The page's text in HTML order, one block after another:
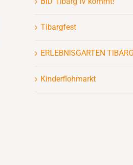
Tibargfest
ERLEBNISGARTEN TIBARG
Kinderflohmarkt